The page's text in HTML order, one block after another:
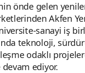
önde gelen
Akfen
sanayi iş
teknoloji,
odaklı
ediyor.